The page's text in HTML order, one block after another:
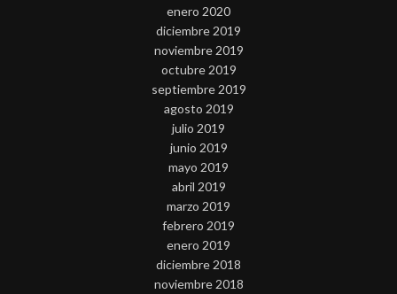
enero 2020
diciembre 2019
noviembre 2019
octubre 2019
septiembre 2019
agosto 2019
julio 2019
junio 2019
mayo 2019
abril 2019
marzo 2019
febrero 2019
enero 2019
diciembre 2018
noviembre 2018